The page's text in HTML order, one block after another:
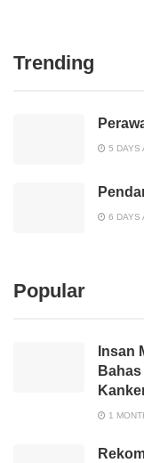
Trending
5 DAYS
6 DAYS
Popular
Insan
1